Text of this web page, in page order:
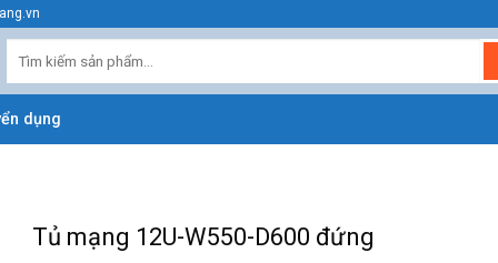
kiếm:
dụng
Tủ mạng 12U-W550-D600 đứng